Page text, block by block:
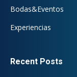
Bodas&Eventos
Experiencias
Recent Posts